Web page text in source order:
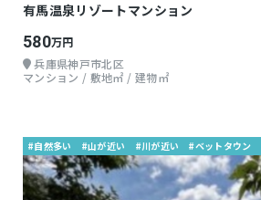
有馬温泉リゾートマンション
580万円
兵庫県神戸市北区
マンション / 敷地㎡ / 建物㎡
#自然多い #山が近い #川が近い #ベットタウン